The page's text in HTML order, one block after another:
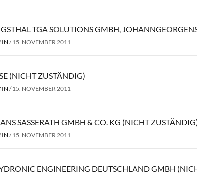
TGA SOLUTIONS GMBH,
/ 15. NOVEMBER 2011
(NICHT ZUSTÄNDIG)
/ 15. NOVEMBER 2011
SASSERATH GMBH & CO. KG (NICHT
/ 15. NOVEMBER 2011
ENGINEERING DEUTSCHLAND GMBH